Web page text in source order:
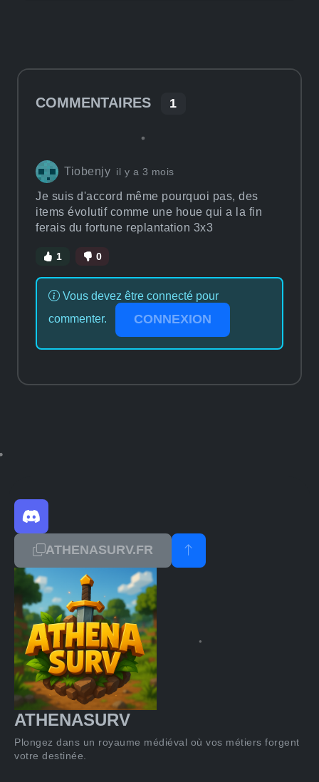
COMMENTAIRES 1
Tiobenjy il y a 3 mois
Je suis d'accord même pourquoi pas, des
items évolutif comme une houe qui a la fin
ferais du fortune replantation 3x3
1 0
Vous devez être connecté pour
commenter.
CONNEXION
ATHENASURV.FR
ATHENASURV
Plongez dans un royaume médiéval où vos métiers forgent
votre destinée.